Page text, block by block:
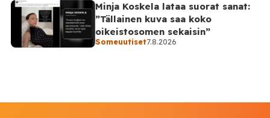
Minja Koskela lataa suorat sanat:
”Tällainen kuva saa koko
oikeistosomen sekaisin”
Someuutiset7.8.2026